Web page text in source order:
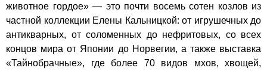
животное гордое» — это почти восемь сотен козлов из
частной коллекции Елены Кальницкой: от игрушечных до
антикварных, от соломенных до нефритовых, со всех
концов мира от Японии до Норвегии, а также выставка
«Тайнобрачные», где более 70 видов мхов, хвощей,